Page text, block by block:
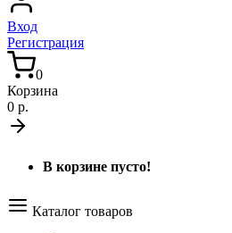
Вход
Регистрация
0
Корзина
0 р.
В корзине пусто!
Каталог товаров